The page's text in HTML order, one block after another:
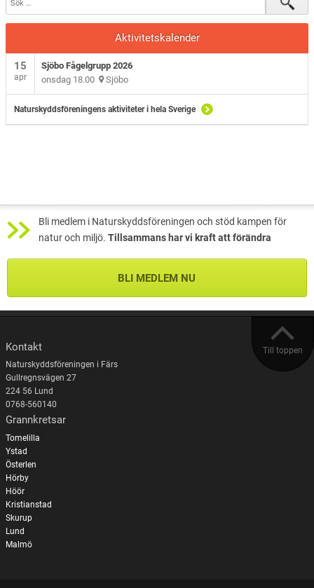
Aktivitetskalender
15
apr
Sjöbo Fågelgrupp 2026
onsdag 18.00 Sjöbo
Naturskyddsföreningens aktiviteter i hela Sverige
Bli medlem i Naturskyddsföreningen och stöd kampen för
natur och miljö. Tillsammans har vi kraft att förändra
BLI MEDLEM NU
Till toppen
Kontakt
Naturskyddsföreningen i Färs
Gullregnsvägen 27
224 56 Lund
0768-560140
Grannkretsar
Tomelilla
Ystad
Österlen
Hörby
Höör
Kristianstad
Skurup
Lund
Malmö